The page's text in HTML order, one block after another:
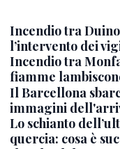
Incendio tra
l’intervento dei
Incendio tra
fiamme
Il Barcellona
immagini
Lo schianto
quercia: cosa è